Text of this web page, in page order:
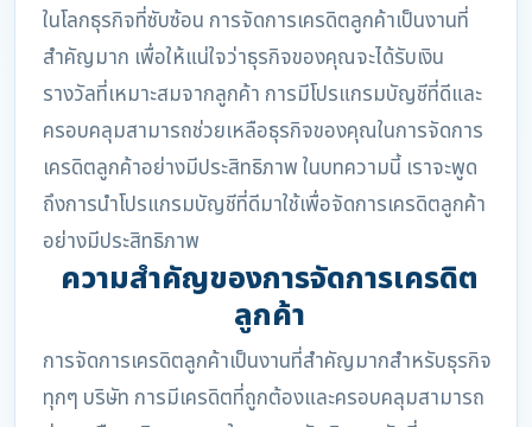
ในโลกธุรกิจที่ซับซ้อน การจัดการเครดิตลูกค้าเป็นงานที่
สำคัญมาก เพื่อให้แน่ใจว่าธุรกิจของคุณจะได้รับเงิน
รางวัลที่เหมาะสมจากลูกค้า การมีโปรแกรมบัญชีที่ดีและ
ครอบคลุมสามารถช่วยเหลือธุรกิจของคุณในการจัดการ
เครดิตลูกค้าอย่างมีประสิทธิภาพ ในบทความนี้ เราจะพูด
ถึงการนำโปรแกรมบัญชีที่ดีมาใช้เพื่อจัดการเครดิตลูกค้า
อย่างมีประสิทธิภาพ
ความสำคัญของการจัดการเครดิต
ลูกค้า
การจัดการเครดิตลูกค้าเป็นงานที่สำคัญมากสำหรับธุรกิจ
ทุกๆ บริษัท การมีเครดิตที่ถูกต้องและครอบคลุมสามารถ